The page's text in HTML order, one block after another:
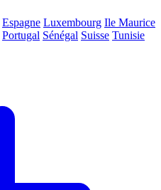
Espagne Luxembourg Ile Maurice
Portugal Sénégal Suisse Tunisie